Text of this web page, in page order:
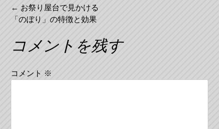
投
稿
ナ
ゲ
← お祭り屋台で見かける
「のぼり」の特徴と効果
コメントを残す
コメント ※